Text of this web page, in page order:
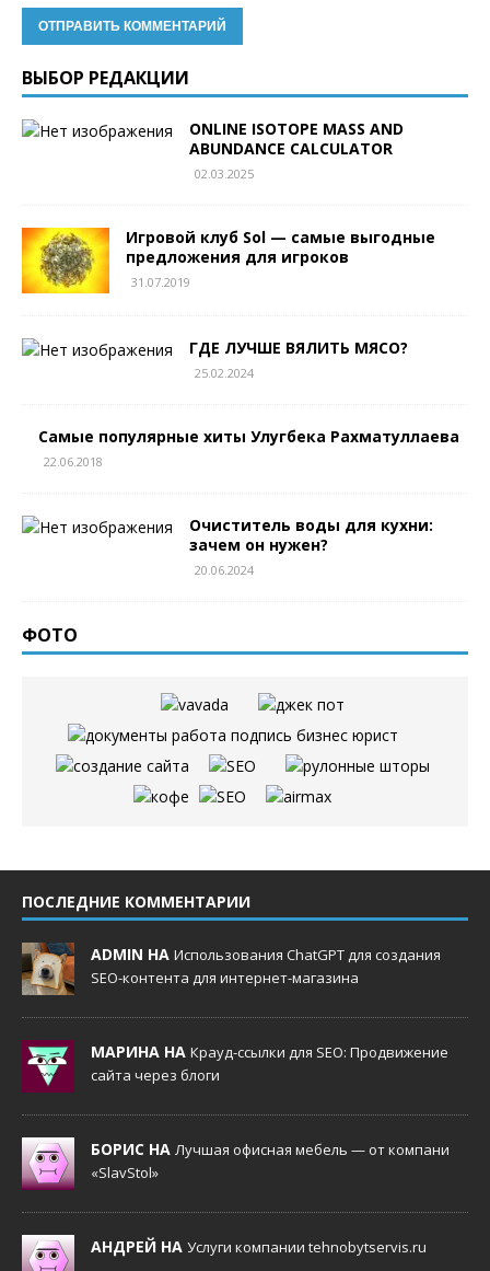
ВЫБОР РЕДАКЦИИ
ONLINE ISOTOPE MASS AND
ABUNDANCE CALCULATOR
02.03.2025
Игровой клуб Sol — самые выгодные
предложения для игроков
31.07.2019
ГДЕ ЛУЧШЕ ВЯЛИТЬ МЯСО?
25.02.2024
Самые популярные хиты Улугбека Рахматуллаева
22.06.2018
Очиститель воды для кухни:
зачем он нужен?
20.06.2024
ФОТО
ПОСЛЕДНИЕ КОММЕНТАРИИ
ADMIN НА Использования ChatGPT для создания
SEO-контента для интернет-магазина
МАРИНА НА Крауд-ссылки для SEO: Продвижение
сайта через блоги
БОРИС НА Лучшая офисная мебель — от компани
«SlavStol»
АНДРЕЙ НА Услуги компании tehnobytservis.ru